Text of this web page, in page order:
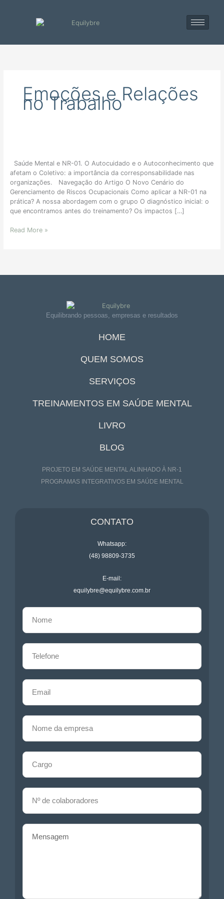
Emoções e Relações
no Trabalho
Saúde Mental e NR-01. O Autocuidado e o Autoconhecimento que
afetam o Coletivo: a importância da corresponsabilidade nas
organizações. Navegação do Artigo O Novo Cenário do
Gerenciamento de Riscos Ocupacionais Como aplicar a NR-01 na
prática? A nossa abordagem com o grupo O diagnóstico inicial: o
que encontramos antes do treinamento? Os impactos […]
da
corresponsabilidade
na
Saúde
Mental
Organizacional
Read More »
Equilibrando pessoas, empresas e resultados
HOME
QUEM SOMOS
SERVIÇOS
TREINAMENTOS EM SAÚDE MENTAL
LIVRO
BLOG
PROJETO EM SAÚDE MENTAL ALINHADO À NR-1
PROGRAMAS INTEGRATIVOS EM SAÚDE MENTAL
CONTATO
Whatsapp:
(48) 98809-3735
E-mail:
equilybre@equilybre.com.br